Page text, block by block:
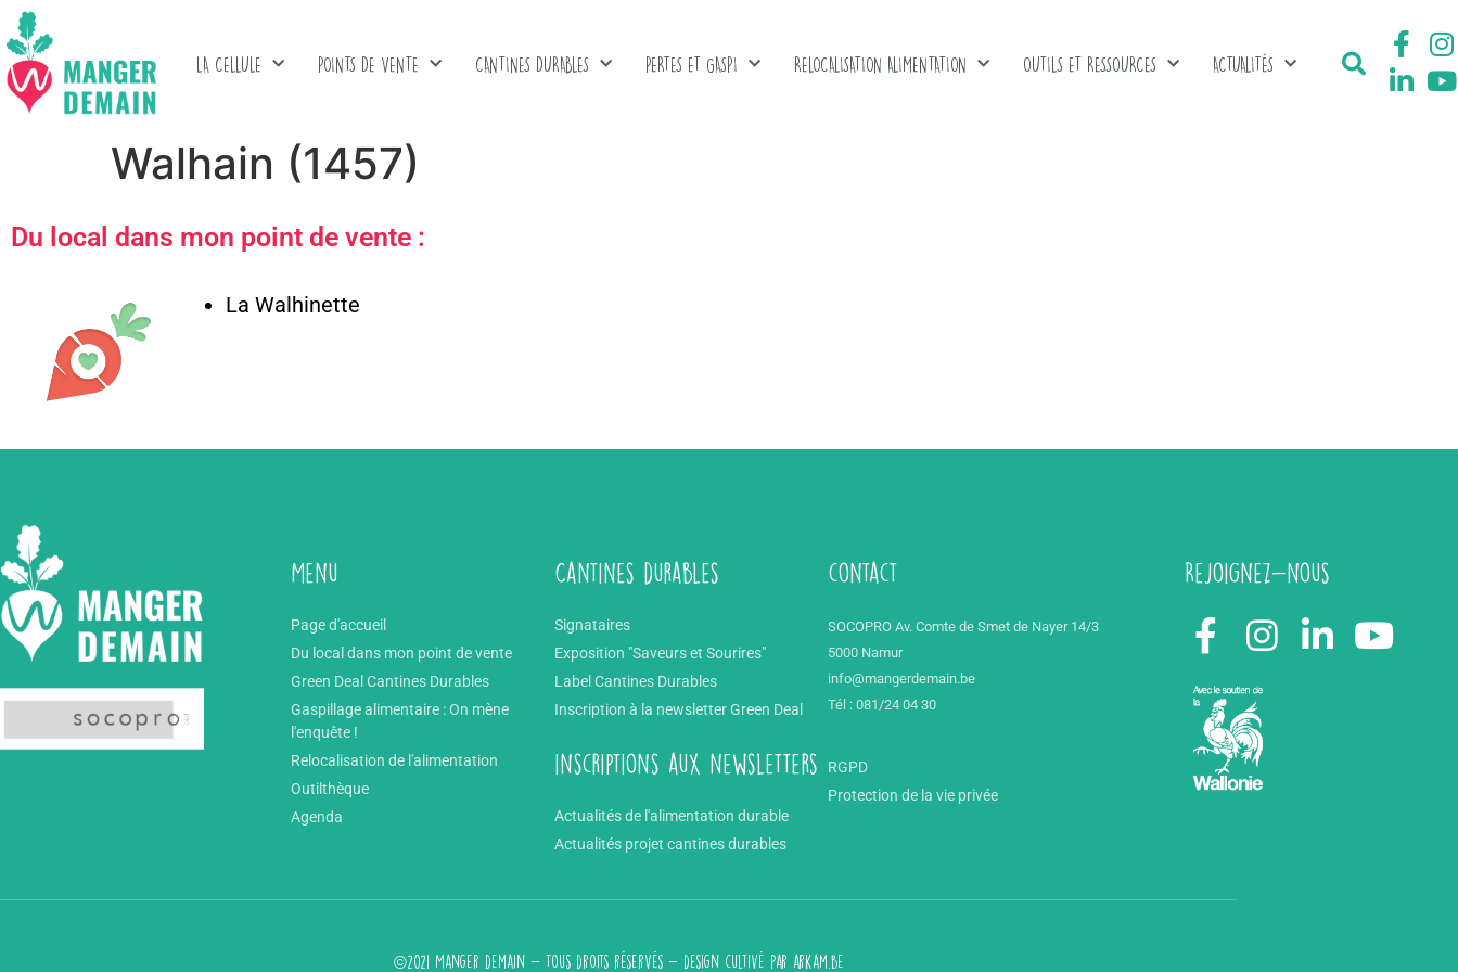
LA CELLULE POINTS DE VENTE CANTINES DURABLES PERTES ET GASPI RELOCALISATION ALIMENTATION OUTILS ET RESSOURCES ACTUALITÉS
Walhain (1457)
Du local dans mon point de vente :
La Walhinette
Menu
Page d'accueil
Du local dans mon point de vente
Green Deal Cantines Durables
Gaspillage alimentaire : On mène
l'enquête !
Relocalisation de l'alimentation
Outilthèque
Agenda
Cantines durables
Signataires
Exposition "Saveurs et Sourires"
Label Cantines Durables
Inscription à la newsletter Green Deal
inscriptions aux newsletters
Actualités de l'alimentation durable
Actualités projet cantines durables
contact
SOCOPRO Av. Comte de Smet de Nayer 14/3
5000 Namur
info@mangerdemain.be
Tél : 081/24 04 30
RGPD
Protection de la vie privée
Rejoignez-nous
©2021 Manger demain - Tous droits réservés - design cultivé par arkam.be